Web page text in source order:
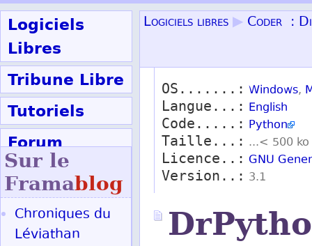
Logiciels
Libres
Tribune Libre
Tutoriels
Forum
Participer
Logiciels libres ▶ Coder :
OS.......: Windows,
Langue...: English
Code.....: Python
Taille...: ...< 500 ko
Licence..: GNU
Version..: 3.1
Sur le
Framablog
Chroniques du
Léviathan